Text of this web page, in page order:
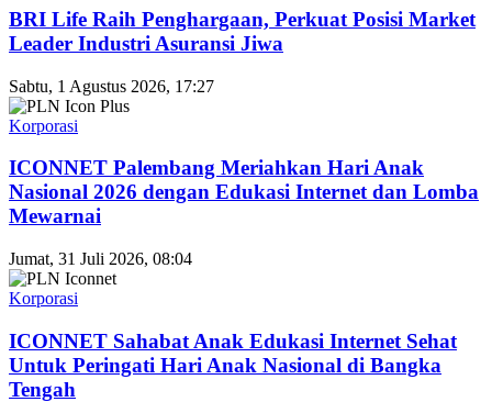
BRI Life Raih Penghargaan, Perkuat Posisi Market
Leader Industri Asuransi Jiwa
Sabtu, 1 Agustus 2026, 17:27
Korporasi
ICONNET Palembang Meriahkan Hari Anak
Nasional 2026 dengan Edukasi Internet dan Lomba
Mewarnai
Jumat, 31 Juli 2026, 08:04
Korporasi
ICONNET Sahabat Anak Edukasi Internet Sehat
Untuk Peringati Hari Anak Nasional di Bangka
Tengah